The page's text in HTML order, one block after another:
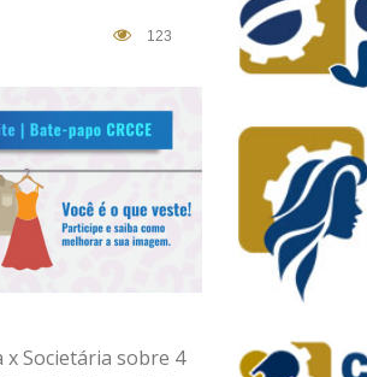
123
Societária sobre 4